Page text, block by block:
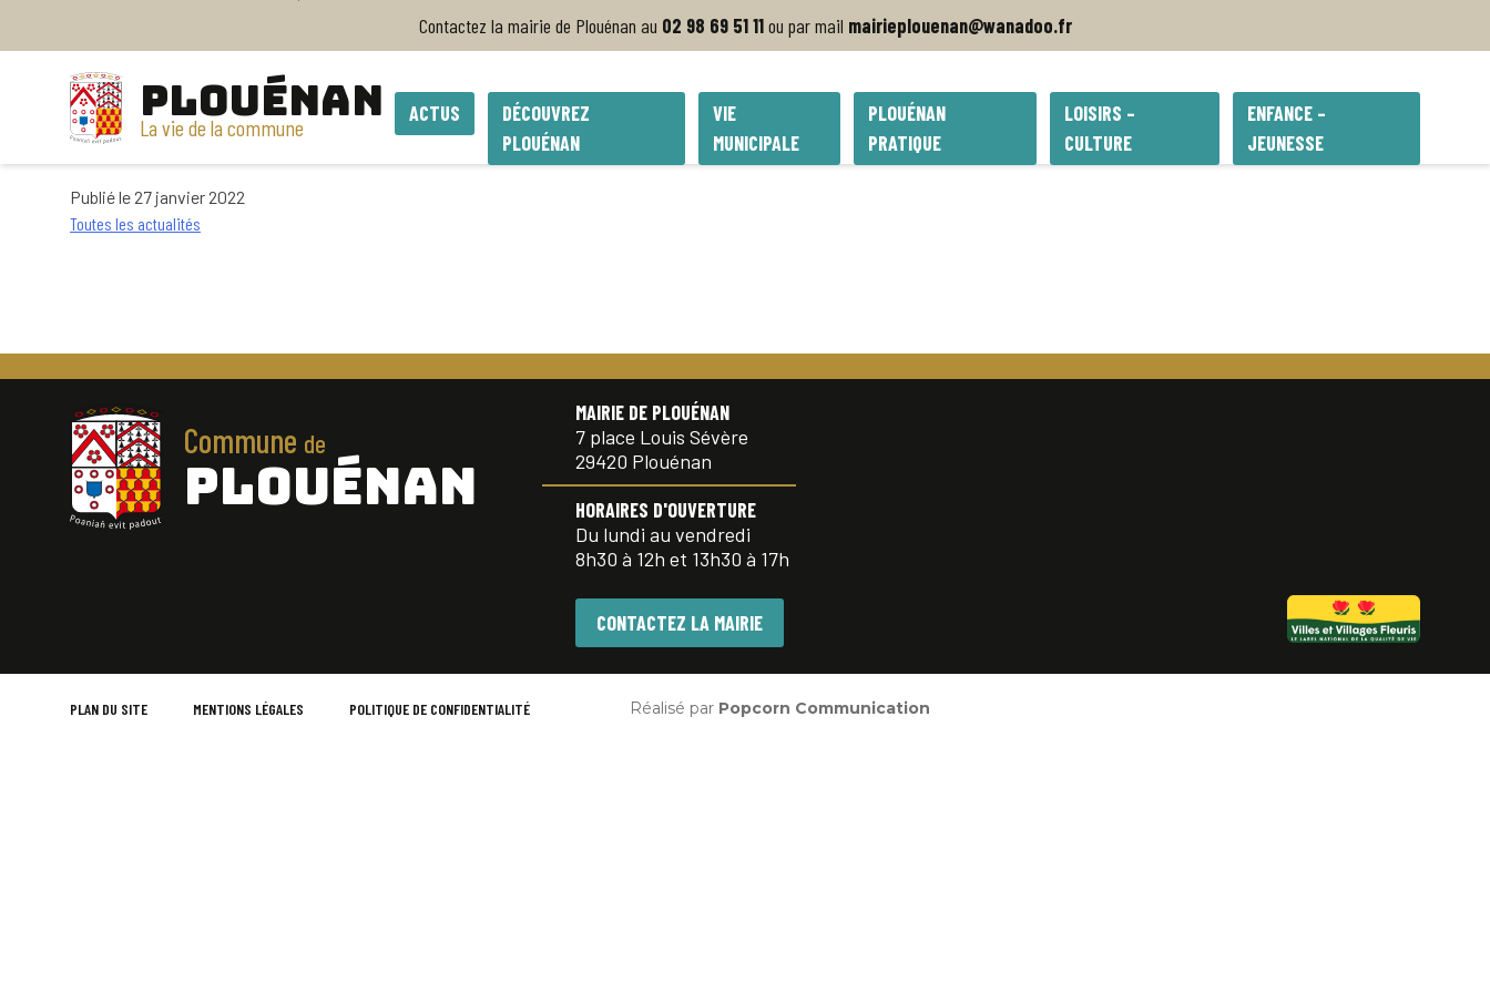
Contactez la mairie de Plouénan au 02 98 69 51 11ou par mail mairieplouenan@wanadoo.fr
PLOUÉNAN
La vie de la commune
ACTUS
DÉCOUVREZ
PLOUÉNAN
VIE
MUNICIPALE
PLOUÉNAN
PRATIQUE
LOISIRS –
CULTURE
ENFANCE –
JEUNESSE
Bulletin municipal Janvier 2022-N°42
Publié le 27 janvier 2022
Toutes les actualités
Commune de
PLOUÉNAN
MAIRIE DE PLOUÉNAN
7 place Louis Sévère
29420 Plouénan
HORAIRES D'OUVERTURE
Du lundi au vendredi
8h30 à 12h et 13h30 à 17h
CONTACTEZ LA MAIRIE
PLAN DU SITE MENTIONS LÉGALES POLITIQUE DE CONFIDENTIALITÉ Réalisé par Popcorn Communication